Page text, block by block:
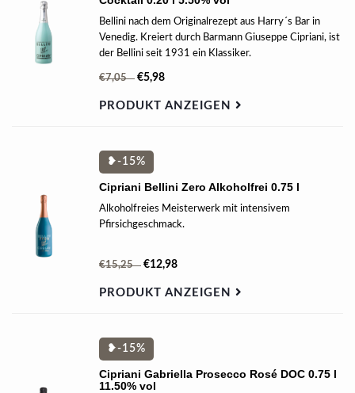
Bellini nach dem Originalrezept aus Harry´s Bar in
Venedig. Kreiert durch Barmann Giuseppe Cipriani, ist
der Bellini seit 1931 ein Klassiker.
€7,05 €5,98
PRODUKT ANZEIGEN
❥-15%
Cipriani Bellini Zero Alkoholfrei 0.75 l
Alkoholfreies Meisterwerk mit intensivem
Pfirsichgeschmack.
€15,25 €12,98
PRODUKT ANZEIGEN
❥-15%
Cipriani Gabriella Prosecco Rosé DOC 0.75 l
11.50% vol